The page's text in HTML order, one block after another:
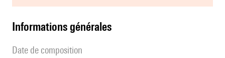
informations générales
date de composition